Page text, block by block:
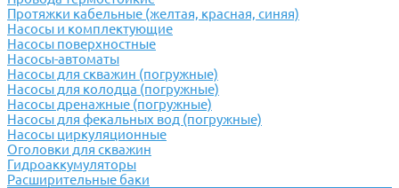
Протяжки кабельные (желтая, красная, синяя)
Насосы и комплектующие
Насосы поверхностные
Насосы-автоматы
Насосы для скважин (погружные)
Насосы для колодца (погружные)
Насосы дренажные (погружные)
Насосы для фекальных вод (погружные)
Насосы циркуляционные
Оголовки для скважин
Гидроаккумуляторы
Расширительные баки